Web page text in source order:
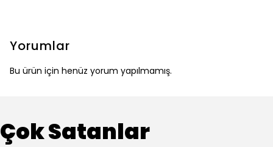
Yorumlar
Bu ürün için henüz yorum yapılmamış.
Çok Satanlar